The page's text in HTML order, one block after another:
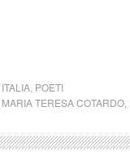
ITALIA POETI
MARIA TERESA COTARDO